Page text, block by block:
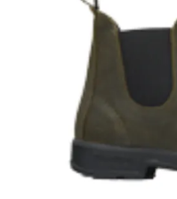
Cadeaubon
Vacature
Breng ons een bezoekje!
Contact